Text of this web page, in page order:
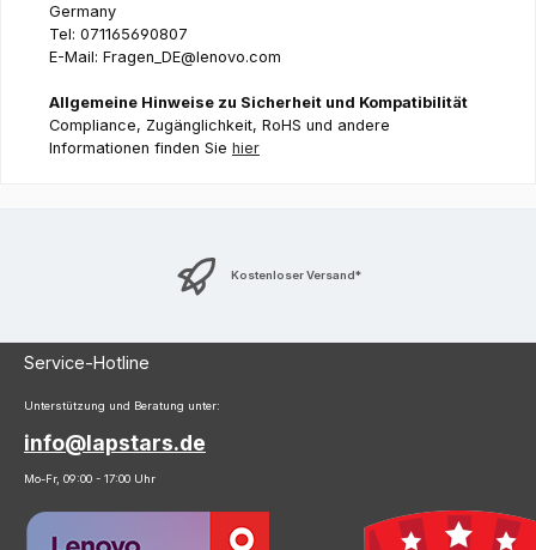
Germany
Tel: 071165690807
E-Mail: Fragen_DE@lenovo.com
Allgemeine Hinweise zu Sicherheit und Kompatibilität
Compliance, Zugänglichkeit, RoHS und andere
Informationen finden Sie hier
Kostenloser Versand*
Service-Hotline
Unterstützung und Beratung unter:
info@lapstars.de
Mo-Fr, 09:00 - 17:00 Uhr